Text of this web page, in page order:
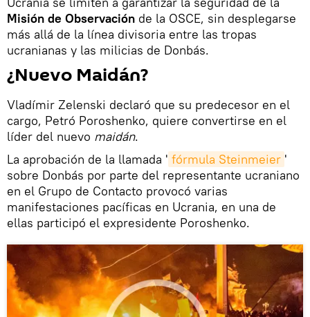
Misión de Observación de la OSCE, sin desplegarse
más allá de la línea divisoria entre las tropas
ucranianas y las milicias de Donbás.
¿Nuevo Maidán?
Vladímir Zelenski declaró que su predecesor en el
cargo, Petró Poroshenko, quiere convertirse en el
líder del nuevo maidán.
La aprobación de la llamada ' fórmula Steinmeier '
sobre Donbás por parte del representante ucraniano
en el Grupo de Contacto provocó varias
manifestaciones pacíficas en Ucrania, en una de
ellas participó el expresidente Poroshenko.